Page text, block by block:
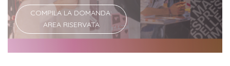
Iscriviti
alla
Newsletter
COMPILA LA DOMANDA:
AREA RISERVATA